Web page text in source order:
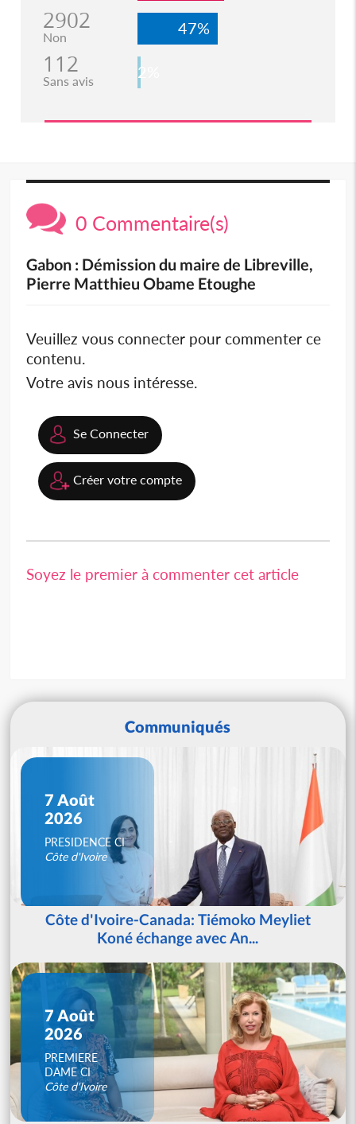
2902
Non 47%
112
Sans avis 2%
0 Commentaire(s)
Gabon : Démission du maire de Libreville,
Pierre Matthieu Obame Etoughe
Veuillez vous connecter pour commenter ce
contenu.
Votre avis nous intéresse.
Se Connecter
Créer votre compte
Soyez le premier à commenter cet article
Communiqués
7 Août
2026
PRESIDENCE CI
Côte d'Ivoire
Côte d'Ivoire-Canada: Tiémoko Meyliet
Koné échange avec An...
7 Août
2026
PREMIERE
DAME CI
Côte d'Ivoire